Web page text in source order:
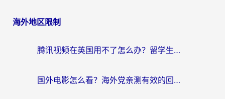
海外地区限制
腾讯视频在英国用不了怎么办？留学生亲测有效的回国加速器指南
国外电影怎么看？海外党亲测有效的回国加速器选择指南